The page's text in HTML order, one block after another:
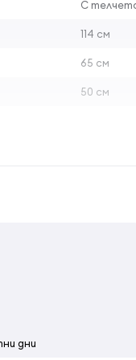
С
114 см
65 см
50 см
дни